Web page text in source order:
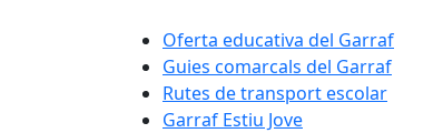
Oferta educativa del Garraf
Guies comarcals del Garraf
Rutes de transport escolar
Garraf Estiu Jove